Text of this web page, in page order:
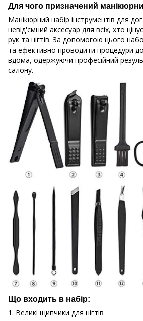
Для чого призначений
Манікюрний набір інструментів для
невід'ємний аксесуар для всіх, хто
рук та нігтів. За допомогою цього
та ефективно проводити процедури
вдома, одержуючи професійний
салону.
Що входить в набір:
1. Великі щипчики для нігтів